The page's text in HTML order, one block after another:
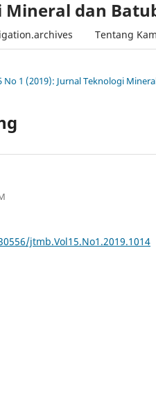
Mineral dan
Tentang
No 1 (2019): Jurnal Teknologi
jtmb.Vol15.No1.2019.1014